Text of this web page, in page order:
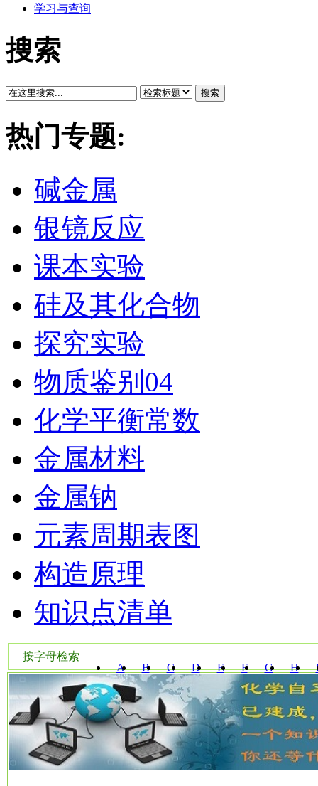
学习与查询
搜索
搜索
热门专题:
碱金属
银镜反应
课本实验
硅及其化合物
探究实验
物质鉴别04
化学平衡常数
金属材料
金属钠
元素周期表图
构造原理
知识点清单
按字母检索
A
B C D E F G H
W Y